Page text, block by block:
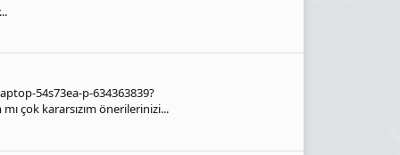
54s73ea-p-634363839?
çok kararsızım önerilerinizi...